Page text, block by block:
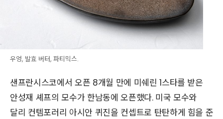
우엉, 발효 버터, 파티믹스.
샌프란시스코에서 오픈 8개월 만에 미쉐린 1스타를 받은
안성재 셰프의 모수가 한남동에 오픈했다. 미국 모수와
달리 컨템포러리 아시안 퀴진을 컨셉트로 탄탄하게 힘을 준